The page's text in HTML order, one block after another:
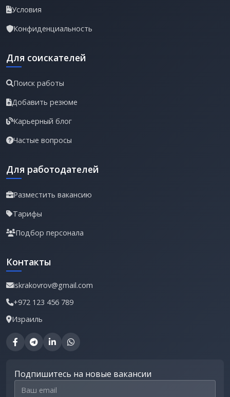
Условия
Конфиденциальность
Для соискателей
Поиск работы
Добавить резюме
Карьерный блог
Частые вопросы
Для работодателей
Разместить вакансию
Тарифы
Подбор персонала
Контакты
iskrakovrov@gmail.com
+972 123 456 789
Израиль
Подпишитесь на новые вакансии
Email для подписки